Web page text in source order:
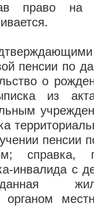
право на
пенсии по
о
из
пенсии
справка,
инвалида с
органом